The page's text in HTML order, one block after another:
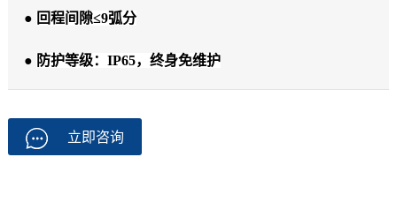
● 回程间隙≤9弧分
● 防护等级：IP65，终身免维护
立即咨询